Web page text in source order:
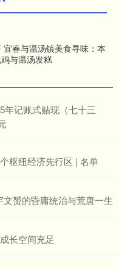
宜春与温汤镇美食寻味：本
与温汤发糕
年记账式贴现（七十三
枢纽经济先行区 | 名单
赟的昏庸统治与荒唐一生
长空间充足